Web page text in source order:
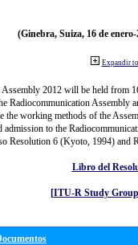
(Ginebra, Suiza, 16 de
Expandir
2012 will be held from
Radiocommunication Assembly
the working methods of the
to the
Resolution 6 (Kyoto, 1994) and
Libro del
[ITU-R Study